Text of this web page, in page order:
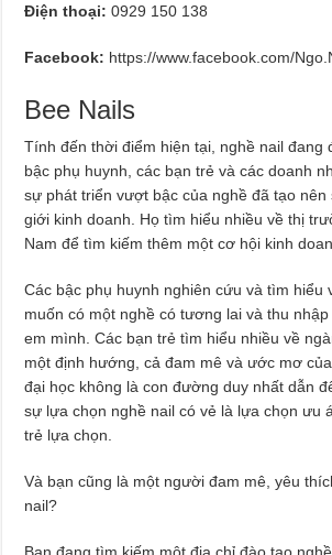
Điện thoại: 0929 150 138
Facebook: https://www.facebook.com/
Bee Nails
Tính đến thời điểm hiện tại, nghề nail đang
bậc phụ huynh, các bạn trẻ và các doanh
sự phát triển vượt bậc của nghề đã tạo nên
giới kinh doanh. Họ tìm hiểu nhiều về thị
Nam để tìm kiếm thêm một cơ hội kinh
Các bậc phụ huynh nghiên cứu và tìm hiểu
muốn có một nghề có tương lai và thu
em mình. Các bạn trẻ tìm hiểu nhiều về
một định hướng, cả đam mê và ước mơ
đại học không là con đường duy nhất dẫn
sự lựa chọn nghề nail có vẻ là lựa chọn ưu
trẻ lựa chọn.
Và bạn cũng là một người đam mê, yêu
nail?